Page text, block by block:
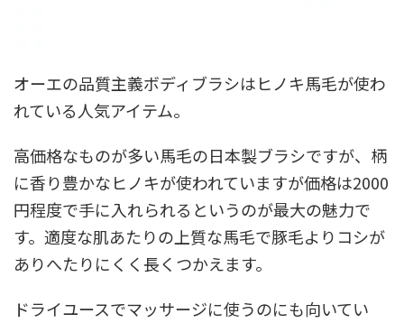
オーエの品質主義ボディブラシはヒノキ馬毛が使わ
れている人気アイテム。
高価格なものが多い馬毛の日本製ブラシですが、柄
に香り豊かなヒノキが使われていますが価格は2000
円程度で手に入れられるというのが最大の魅力で
す。適度な肌あたりの上質な馬毛で豚毛よりコシが
ありへたりにくく長くつかえます。
ドライユースでマッサージに使うのにも向いてい